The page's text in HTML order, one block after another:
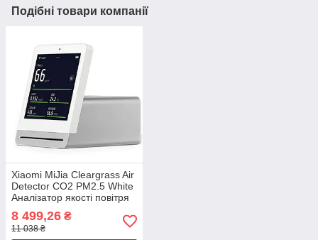
Подібні товари компанії
Xiaomi MiJia Cleargrass Air
Detector СО2 PM2.5 White
Аналізатор якості повітря
8 499,26 ₴
11 038 ₴